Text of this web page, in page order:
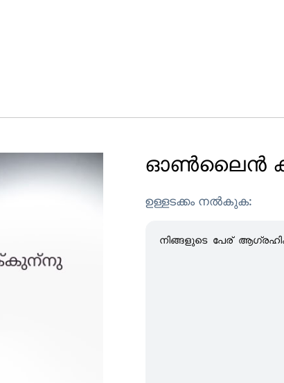
ഓൺലൈൻ
ഉള്ളടക്കം നൽകുക: